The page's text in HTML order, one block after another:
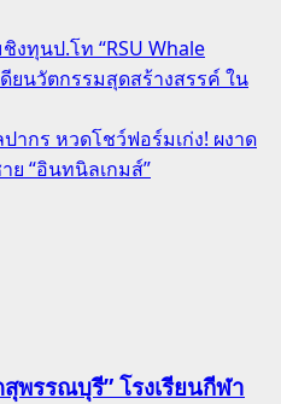
งทุนป.โท “RSU Whale
ยนวัตกรรมสุดสร้างสรรค์ ใน
ากร หวดโชว์ฟอร์มเก่ง! ผงาด
ย “อินทนิลเกมส์”
พรรณบุรี” โรงเรียนกีฬา